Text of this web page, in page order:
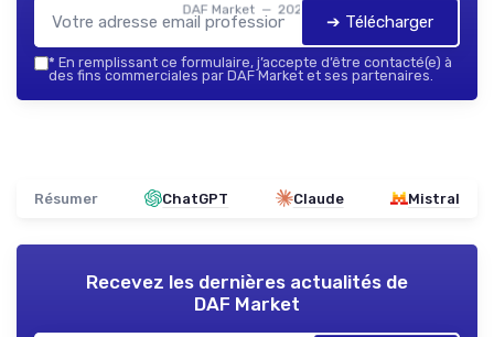
DAF Market — 2026
➔ Télécharger
* En remplissant ce formulaire, j’accepte d’être contacté(e) à
des fins commerciales par DAF Market et ses partenaires.
Résumer ChatGPT Claude Mistral
Recevez les dernières actualités de
DAF Market